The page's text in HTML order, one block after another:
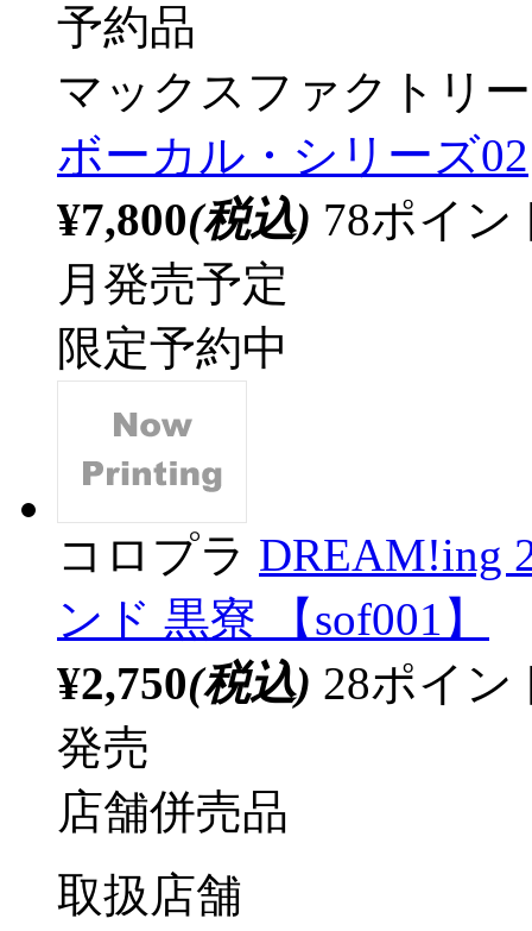
予約品
マックスファクトリー
ボーカル・シリーズ02
¥7,800(税込) 78ポイ
月発売予定
限定予約中
コロプラ DREAM!ing
ンド 黒寮 【sof001】
¥2,750(税込) 28ポイ
発売
店舗併売品
取扱店舗